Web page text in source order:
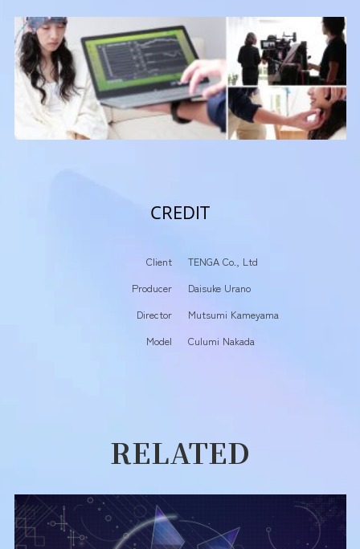
CREDIT
Client
TENGA Co., Ltd
Producer
Daisuke Urano
Director
Mutsumi Kameyama
Model
Culumi Nakada
RELATED